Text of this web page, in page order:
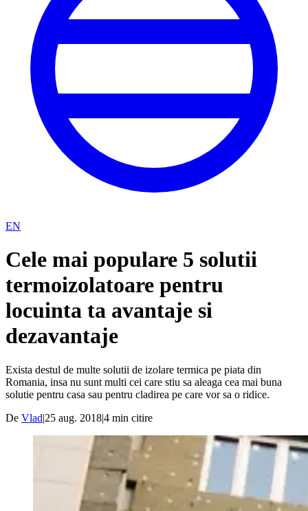
EN
Cele mai populare 5 solutii
termoizolatoare pentru
locuinta ta avantaje si
dezavantaje
Exista destul de multe solutii de izolare termica pe piata din
Romania, insa nu sunt multi cei care stiu sa aleaga cea mai buna
solutie pentru casa sau pentru cladirea pe care vor sa o ridice.
De Vlad|25 aug. 2018|4 min citire